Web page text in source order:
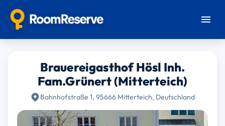
Brauereigasthof Hösl Inh.
Fam.Grünert (Mitterteich)
Bahnhofstraße 1, 95666 Mitterteich, Deutschland